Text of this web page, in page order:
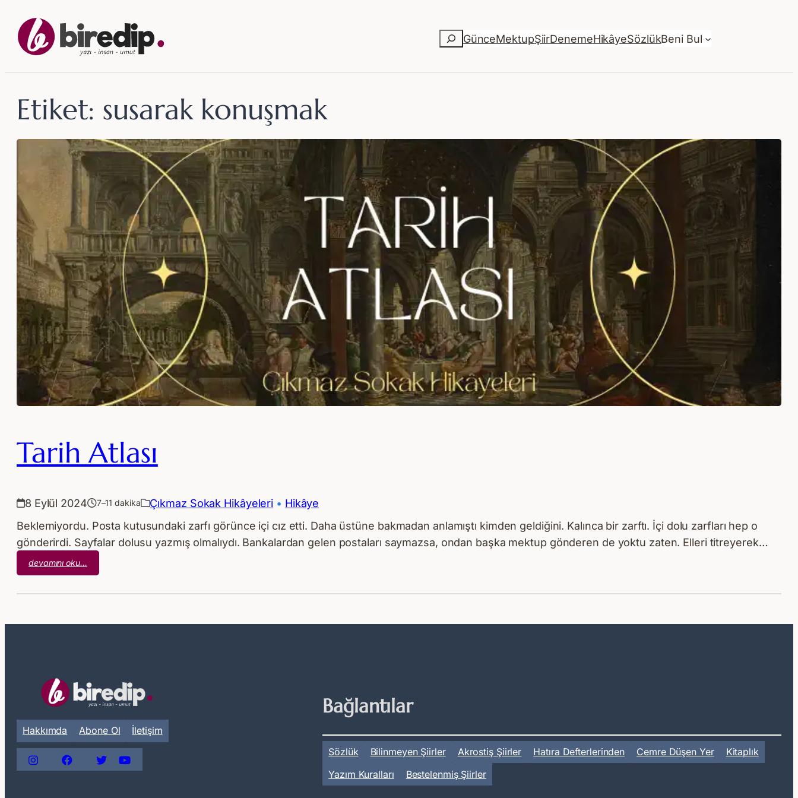
geç
Ara GünceMektupŞiirDenemeHikâyeSözlükBeni Bul
Etiket: susarak konuşmak
Tarih Atlası
8 Eylül 2024 7–11 dakika Çıkmaz Sokak Hikâyeleri • Hikâye
Beklemiyordu. Posta kutusundaki zarfı görünce içi cız etti. Daha üstüne bakmadan anlamıştı kimden geldiğini. Kalınca bir zarftı. İçi dolu zarfları hep o
gönderirdi. Sayfalar dolusu yazmış olmalıydı. Bankalardan gelen postaları saymazsa, ondan başka mektup gönderen de yoktu zaten. Elleri titreyerek…
devamını oku…:
Tarih
Hakkımda Abone Ol İletişim
Bağlantılar
Sözlük Bilinmeyen Şiirler Akrostiş Şiirler Hatıra Defterlerinden Cemre Düşen Yer
Kitaplık
Yazım Kuralları
Bestelenmiş Şiirler